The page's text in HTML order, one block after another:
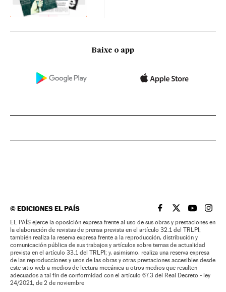
Baixe o app
©EDICIONES EL PAÍS EL PAÍS BRASIL EN
EL PAÍSEL PAÍS
EL
EL PAÍS ejerce la oposición expresa frente al uso de sus obras y prestaciones en
la elaboración de revistas de prensa prevista en el artículo 32.1 del TRLPI;
también realiza la reserva expresa frente a la reproducción, distribución y
comunicación pública de sus trabajos y artículos sobre temas de actualidad
prevista en el artículo 33.1 del TRLPI; y, asimismo, realiza una reserva expresa
de las reproducciones y usos de las obras y otras prestaciones accesibles desde
este sitio web a medios de lectura mecánica u otros medios que resulten
adecuados a tal fin de conformidad con el artículo 67.3 del Real Decreto - ley
24/2021, de 2 de noviembre